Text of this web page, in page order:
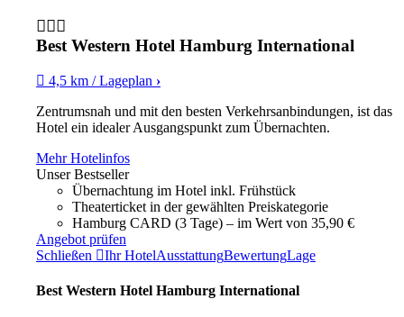
Best Western Hotel Hamburg International
4,5 km / Lageplan ›
Zentrumsnah und mit den besten Verkehrsanbindungen, ist das
Hotel ein idealer Ausgangspunkt zum Übernachten.
Mehr Hotelinfos
Unser Bestseller
Übernachtung im Hotel inkl. Frühstück
Theaterticket in der gewählten Preiskategorie
Hamburg CARD (3 Tage) – im Wert von 35,90 €
Angebot prüfen
Schließen
Ihr HotelAusstattungBewertungLage
Best Western Hotel Hamburg International